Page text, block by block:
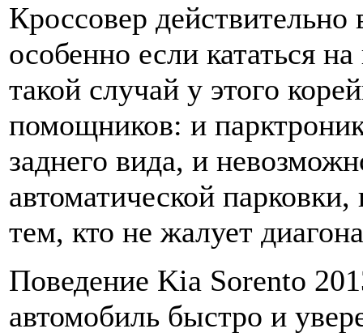
Кроссовер действительно
особенно если кататься
такой случай у этого
помощников: и
заднего вида, и
автоматической
тем, кто не жалует
Поведение Kia Sorento
автомобиль быстро и